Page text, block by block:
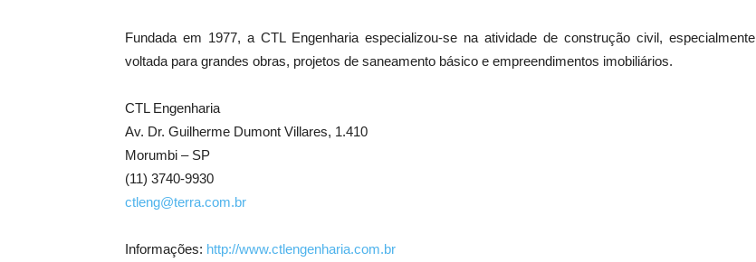
Fundada em 1977, a CTL Engenharia especializou-se na atividade de construção civil, especialmente
voltada para grandes obras, projetos de saneamento básico e empreendimentos imobiliários.
CTL Engenharia
Av. Dr. Guilherme Dumont Villares, 1.410
Morumbi – SP
(11) 3740-9930
ctleng@terra.com.br
Informações: http://www.ctlengenharia.com.br